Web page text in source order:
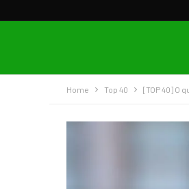
Home Top 40 [TOP 40] O